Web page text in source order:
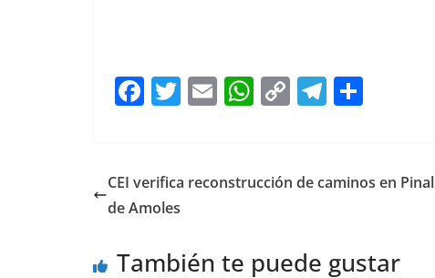
F
e
b
o
T
er
E
l
W
s
p
C
y
k
T
gr e
CEI verifica reconstrucción de caminos en Pinal
de Amoles
También te puede gustar